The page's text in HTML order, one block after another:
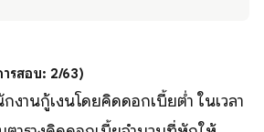
รสอบ: 2/63)
งานกู้เงินโดยคิดดอกเบี้ยตํ่า ในเวลา